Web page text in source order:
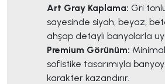
Art Gray Kaplama: Gri
sayesinde siyah, beyaz,
ahşap detaylı banyolarla
Premium Görünüm:
sofistike tasarımıyla
karakter kazandırır.